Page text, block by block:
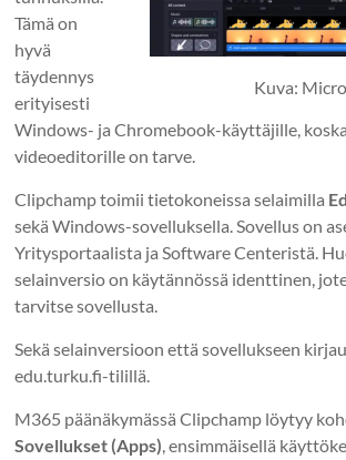
Kuva:
Tämä on
hyvä
täydennys
erityisesti
Windows- ja Chromebook-käyttäjille,
videoeditorille on tarve.
Clipchamp toimii tietokoneissa selaimilla
sekä Windows-sovelluksella. Sovellus on
Yritysportaalista ja Software Centeristä.
selainversio on käytännössä identtinen,
tarvitse sovellusta.
Sekä selainversioon että sovellukseen
edu.turku.fi-tilillä.
M365 päänäkymässä Clipchamp löytyy
Sovellukset (Apps), ensimmäisellä